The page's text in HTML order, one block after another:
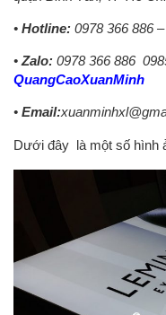
• Hotline: 0978 366 886
• Zalo: 0978 366 886
QuangCaoXuanMinh
• Email:
Dưới đây là một số hình